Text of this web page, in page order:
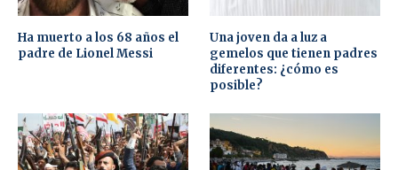
Ha muerto a los 68 años el
padre de Lionel Messi
Una joven da a luz a
gemelos que tienen padres
diferentes: ¿cómo es
posible?